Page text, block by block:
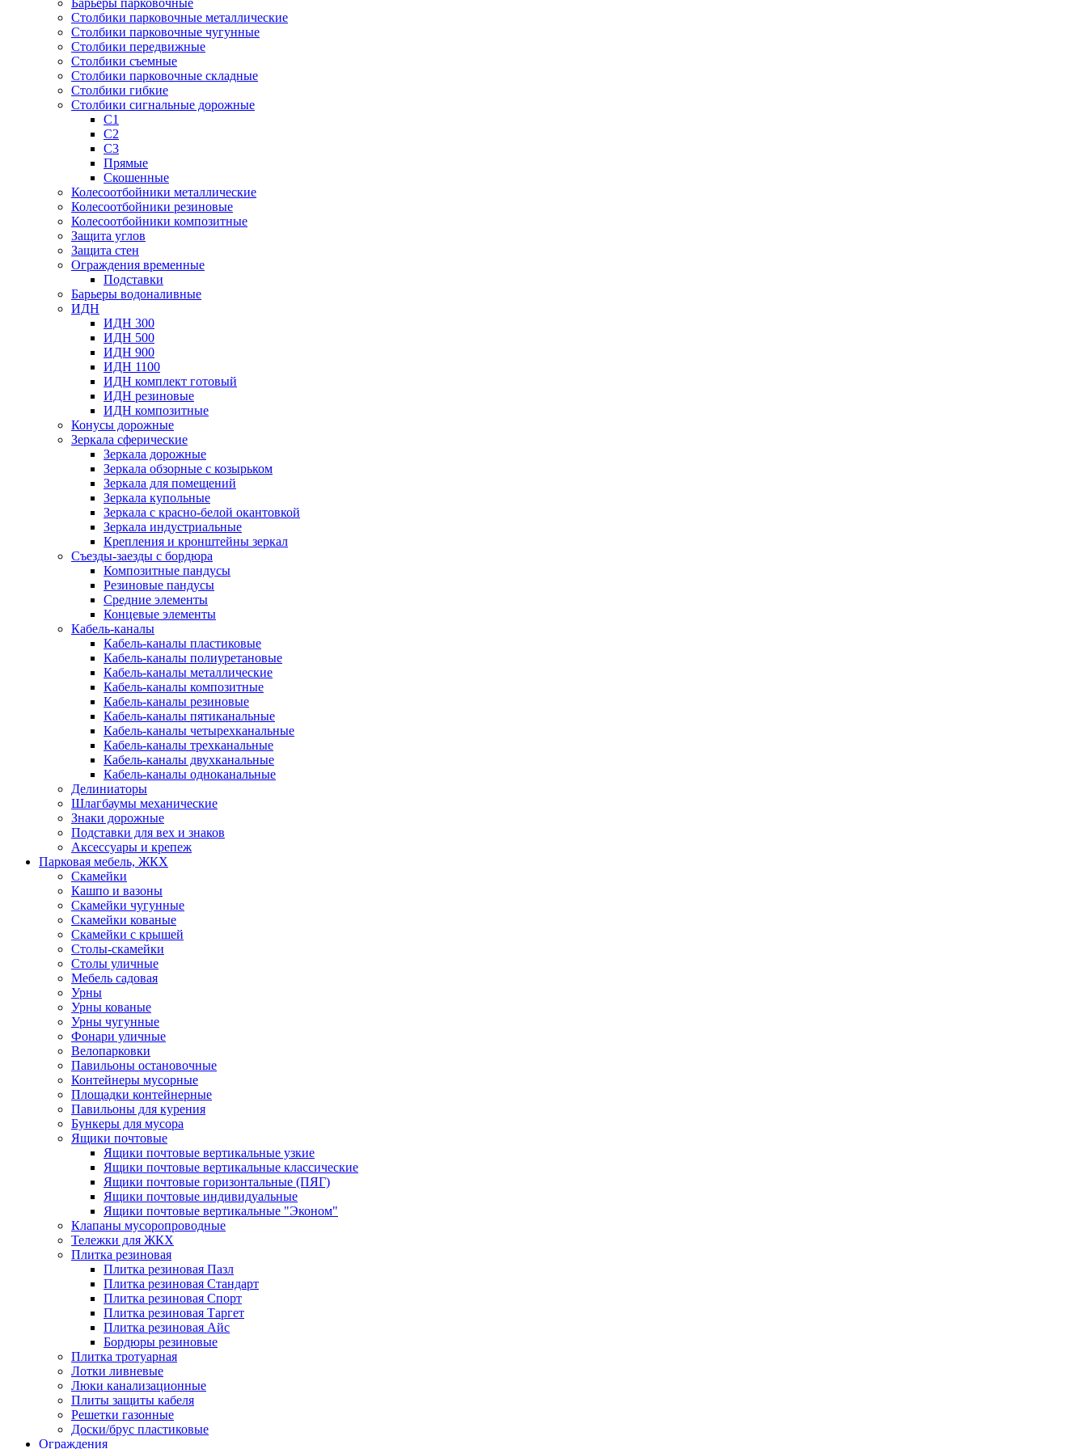
Барьеры парковочные
Столбики парковочные металлические
Столбики парковочные чугунные
Столбики передвижные
Столбики съемные
Столбики парковочные складные
Столбики гибкие
Столбики сигнальные дорожные
С1
С2
С3
Прямые
Скошенные
Колесоотбойники металлические
Колесоотбойники резиновые
Колесоотбойники композитные
Защита углов
Защита стен
Ограждения временные
Подставки
Барьеры водоналивные
ИДН
ИДН 300
ИДН 500
ИДН 900
ИДН 1100
ИДН комплект готовый
ИДН резиновые
ИДН композитные
Конусы дорожные
Зеркала сферические
Зеркала дорожные
Зеркала обзорные с козырьком
Зеркала для помещений
Зеркала купольные
Зеркала с красно-белой окантовкой
Зеркала индустриальные
Крепления и кронштейны зеркал
Съезды-заезды с бордюра
Композитные пандусы
Резиновые пандусы
Средние элементы
Концевые элементы
Кабель-каналы
Кабель-каналы пластиковые
Кабель-каналы полиуретановые
Кабель-каналы металлические
Кабель-каналы композитные
Кабель-каналы резиновые
Кабель-каналы пятиканальные
Кабель-каналы четырехканальные
Кабель-каналы трехканальные
Кабель-каналы двухканальные
Кабель-каналы одноканальные
Делиниаторы
Шлагбаумы механические
Знаки дорожные
Подставки для вех и знаков
Аксессуары и крепеж
Парковая мебель, ЖКХ
Скамейки
Кашпо и вазоны
Скамейки чугунные
Скамейки кованые
Скамейки с крышей
Столы-скамейки
Столы уличные
Мебель садовая
Урны
Урны кованые
Урны чугунные
Фонари уличные
Велопарковки
Павильоны остановочные
Контейнеры мусорные
Площадки контейнерные
Павильоны для курения
Бункеры для мусора
Ящики почтовые
Ящики почтовые вертикальные узкие
Ящики почтовые вертикальные классические
Ящики почтовые горизонтальные (ПЯГ)
Ящики почтовые индивидуальные
Ящики почтовые вертикальные "Эконом"
Клапаны мусоропроводные
Тележки для ЖКХ
Плитка резиновая
Плитка резиновая Пазл
Плитка резиновая Стандарт
Плитка резиновая Спорт
Плитка резиновая Таргет
Плитка резиновая Айс
Бордюры резиновые
Плитка тротуарная
Лотки ливневые
Люки канализационные
Плиты защиты кабеля
Решетки газонные
Доски/брус пластиковые
Ограждения